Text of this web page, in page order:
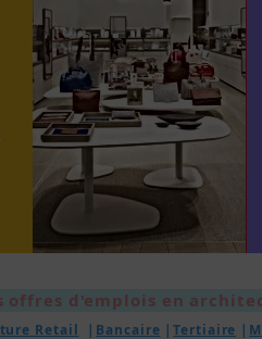
offres d'emplois en
Retail | Bancaire |Tertiaire |